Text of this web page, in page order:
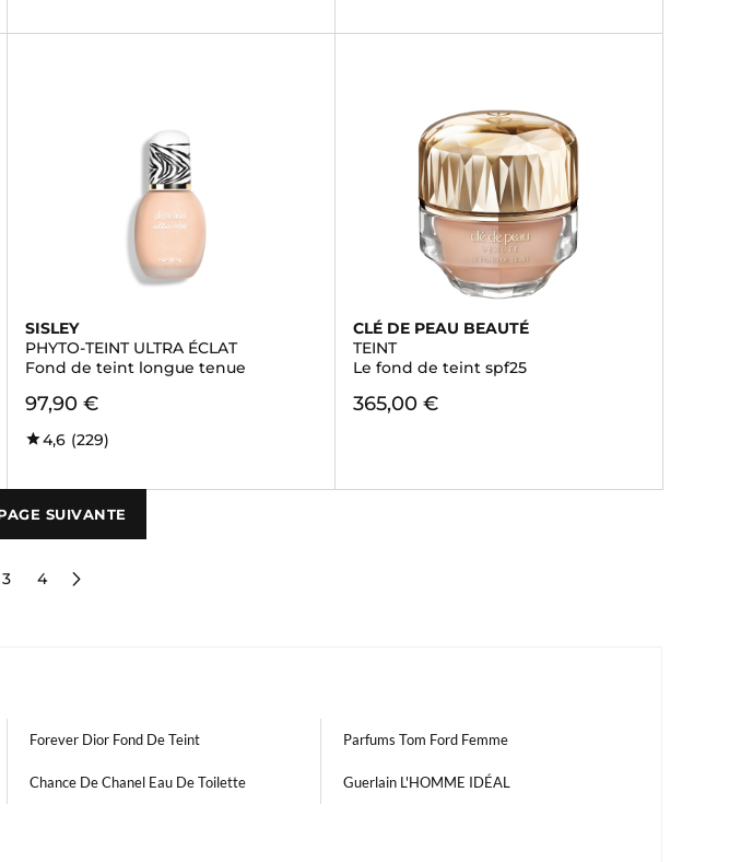
SISLEY
PHYTO-TEINT ULTRA ÉCLAT
Fond de teint longue tenue
97,90 €
4,6 (229)
CLÉ DE PEAU BEAUTÉ
TEINT
Le fond de teint spf25
365,00 €
SUIVANTE
3 4
Forever Dior Fond De Teint Parfums Tom Ford Femme
Chance De Chanel Eau De Toilette Guerlain L'HOMME IDÉAL